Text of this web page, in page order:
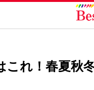
これ！春夏秋